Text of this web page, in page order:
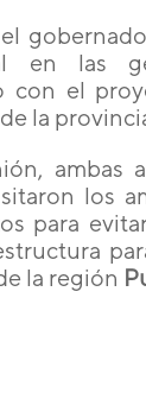
en las
con el
la
ambas
los
para
la región